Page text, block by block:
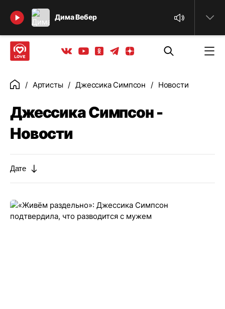
Дима Вебер
Найти
Вконтакте
YoutubeОдноклассники
ТелеграмЯндекс дзен
ГлавнаяАртисты Джессика Симпсон Новости
Джессика Симпсон -
Новости
Дате